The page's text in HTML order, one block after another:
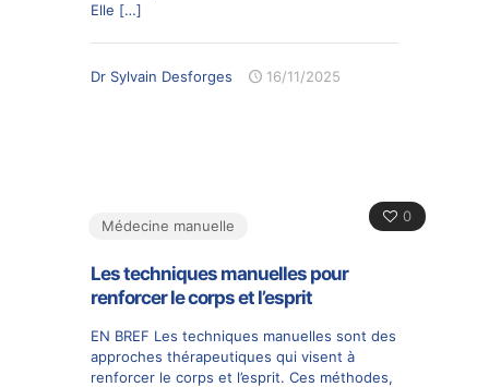
Elle […]
Dr Sylvain Desforges 16/11/2025
0
Médecine manuelle
Les techniques manuelles pour
renforcer le corps et l’esprit
EN BREF Les techniques manuelles sont des
approches thérapeutiques qui visent à
renforcer le corps et l’esprit. Ces méthodes,